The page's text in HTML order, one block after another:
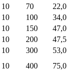
10 70
22,0
10 100
34,0
10 150
47,0
10 200
47,5
10 300
53,0
10 400 75,0